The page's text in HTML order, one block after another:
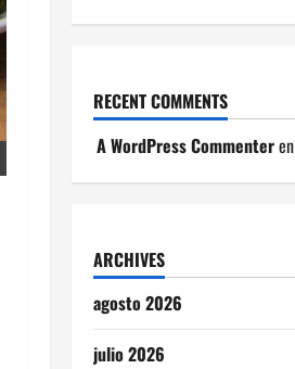
RECENT COMMENTS
A WordPress Commenteren
ARCHIVES
agosto 2026
julio 2026